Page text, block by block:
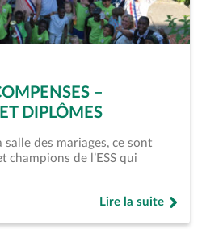
–
DIPLÔMES
des mariages, ce sont
champions de l’ESS qui
/ Récompenses &#8211;
Sports / Récompenses &#8211;
Lire la suite
de « Les Sports /